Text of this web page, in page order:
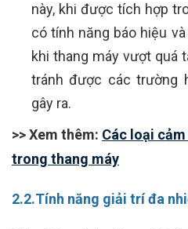
này, khi được tích hợp
có tính năng báo hiệu
khi thang máy vượt quá
tránh được các trường
gây ra.
>> Xem thêm: Các loại
trong thang máy
2.2.Tính năng giải trí đa